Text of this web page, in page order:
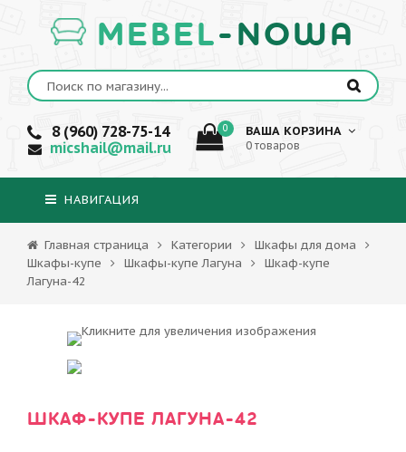
MEBEL-NOWA
8 (960) 728-75-14
micshail@mail.ru
0 ВАША КОРЗИНА
0 товаров
НАВИГАЦИЯ
Главная страница Категории
Шкафы для дома
Шкафы-купе
Шкафы-купе Лагуна
Шкаф-купе
Лагуна-42
ШКАФ-КУПЕ ЛАГУНА-42